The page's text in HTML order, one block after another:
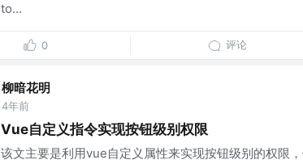
to...
0 评论
柳暗花明
4年前
Vue自定义指令实现按钮级别权限
该文主要是利用vue自定义属性来实现按钮级别的权限